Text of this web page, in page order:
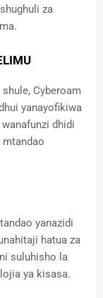
za
Cyberoam
yanayofikiwa
dhidi
yanazidi
hatua za
suluhisho la
ya kisasa.